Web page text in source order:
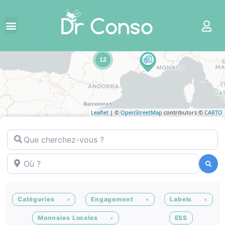
12
Leaflet | © OpenStreetMap contributors © CARTO
Que cherchez-vous ?
Où ?
Catégories Engagement Labels
Monnaies Locales ESS